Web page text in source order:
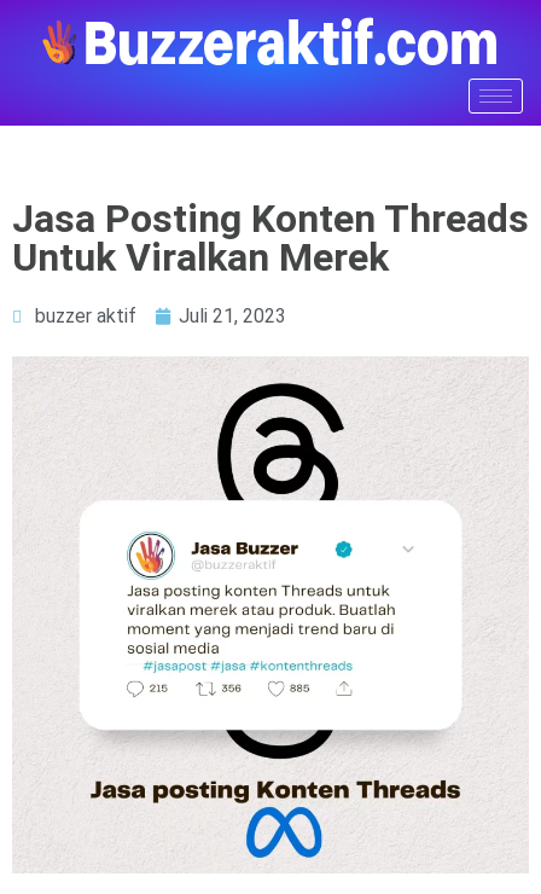
Jasa Posting Konten Threads
Untuk Viralkan Merek
buzzer aktif Juli 21, 2023